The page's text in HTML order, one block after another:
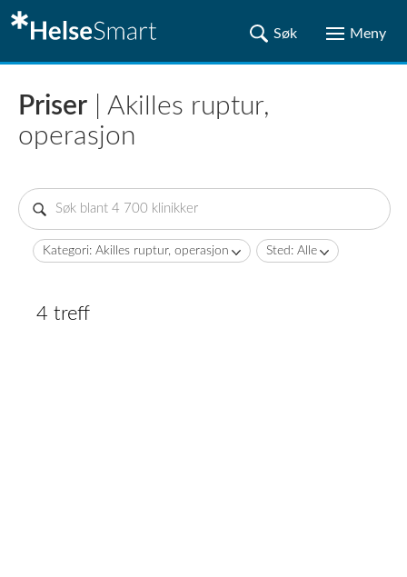
Priser | Akilles ruptur,
operasjon
Kategori: Akilles ruptur, operasjon Sted: Alle
4 treff